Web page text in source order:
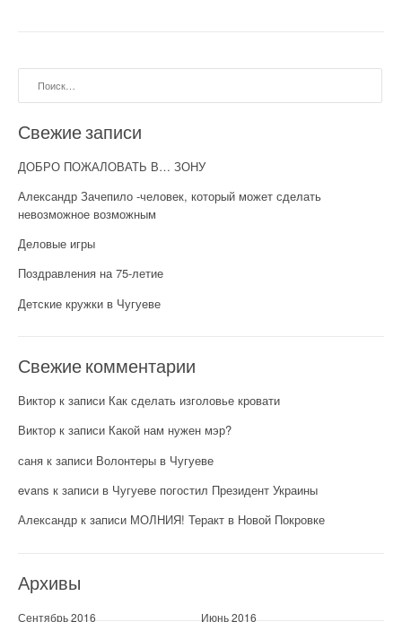
Свежие записи
ДОБРО ПОЖАЛОВАТЬ В… ЗОНУ
Александр Зачепило -человек, который может сделать
невозможное возможным
Деловые игры
Поздравления на 75-летие
Детские кружки в Чугуеве
Свежие комментарии
Виктор к записи Как сделать изголовье кровати
Виктор к записи Какой нам нужен мэр?
саня к записи Волонтеры в Чугуеве
evans к записи в Чугуеве погостил Президент Украины
Александр к записи МОЛНИЯ! Теракт в Новой Покровке
Архивы
Сентябрь 2016 Июнь 2016